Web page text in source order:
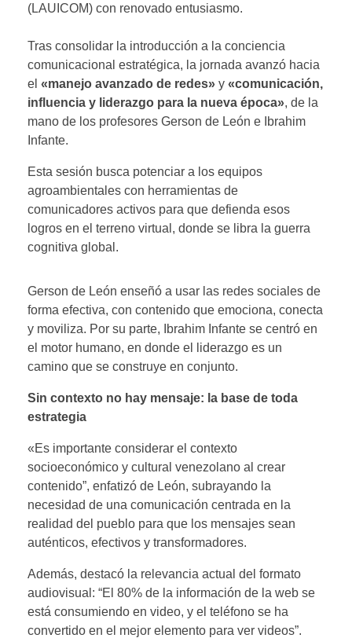
(LAUICOM) con renovado entusiasmo.
Tras consolidar la introducción a la conciencia
comunicacional estratégica, la jornada avanzó hacia
el «manejo avanzado de redes» y «comunicación,
influencia y liderazgo para la nueva época», de la
mano de los profesores Gerson de León e Ibrahim
Infante.
Esta sesión busca potenciar a los equipos
agroambientales con herramientas de
comunicadores activos para que defienda esos
logros en el terreno virtual, donde se libra la guerra
cognitiva global.
Gerson de León enseñó a usar las redes sociales de
forma efectiva, con contenido que emociona, conecta
y moviliza. Por su parte, Ibrahim Infante se centró en
el motor humano, en donde el liderazgo es un
camino que se construye en conjunto.
Sin contexto no hay mensaje: la base de toda
estrategia
«Es importante considerar el contexto
socioeconómico y cultural venezolano al crear
contenido”, enfatizó de León, subrayando la
necesidad de una comunicación centrada en la
realidad del pueblo para que los mensajes sean
auténticos, efectivos y transformadores.
Además, destacó la relevancia actual del formato
audiovisual: “El 80% de la información de la web se
está consumiendo en video, y el teléfono se ha
convertido en el mejor elemento para ver videos”.